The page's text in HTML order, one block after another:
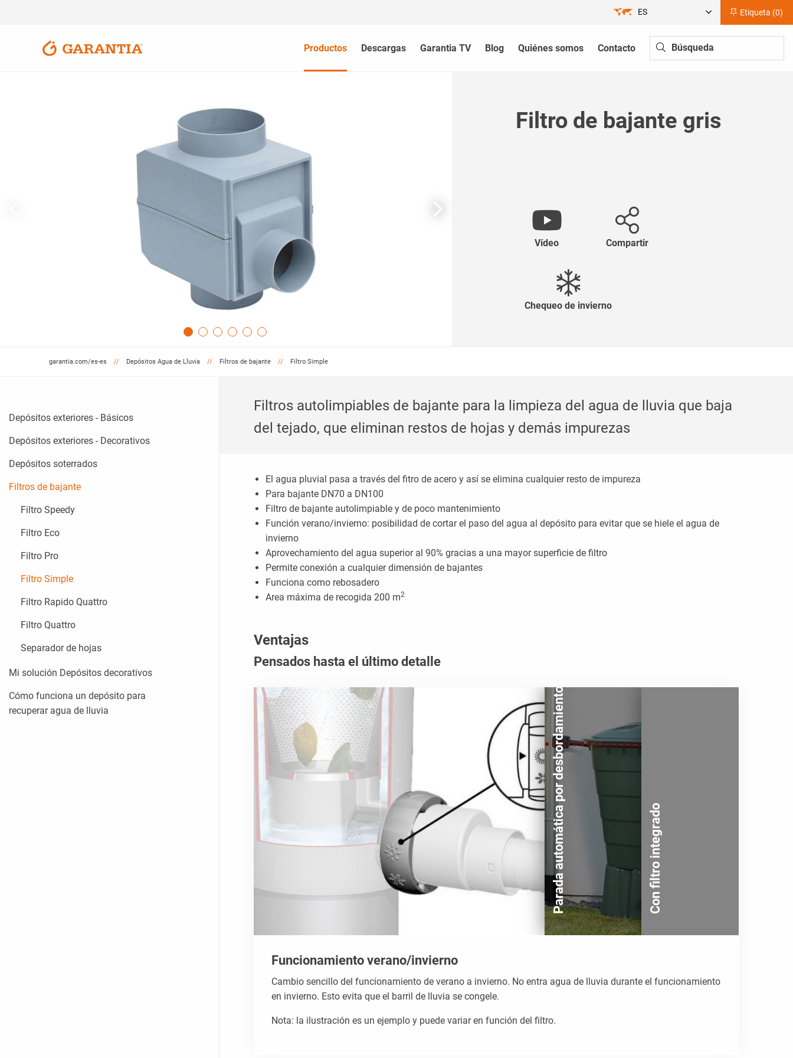
Etiqueta (0)
ES
Productos Descargas Garantia TV Blog Quiénes somos Contacto
Filtro de bajante gris
Vídeo Compartir
Chequeo de invierno
garantia.com/es-es Depósitos Agua de Lluvia Filtros de bajante Filtro Simple
Filtros autolimpiables de bajante para la limpieza del agua de lluvia que baja
del tejado, que eliminan restos de hojas y demás impurezas
El agua pluvial pasa a través del fitro de acero y así se elimina cualquier resto de impureza
Para bajante DN70 a DN100
Filtro de bajante autolimpiable y de poco mantenimiento
Función verano/invierno: posibilidad de cortar el paso del agua al depósito para evitar que se hiele el agua de
invierno
Aprovechamiento del agua superior al 90% gracias a una mayor superficie de filtro
Permite conexión a cualquier dimensión de bajantes
Funciona como rebosadero
Area máxima de recogida 200 m2
Ventajas
Pensados hasta el último detalle
Parada automática por desbordamiento Con filtro integrado
Funcionamiento verano/invierno
Cambio sencillo del funcionamiento de verano a invierno. No entra agua de lluvia durante el funcionamiento
en invierno. Esto evita que el barril de lluvia se congele.
Nota: la ilustración es un ejemplo y puede variar en función del filtro.
Depósitos exteriores - Básicos
Depósitos exteriores - Decorativos
Depósitos soterrados
Filtros de bajante
Filtro Speedy
Filtro Eco
Filtro Pro
Filtro Simple
Filtro Rapido Quattro
Filtro Quattro
Separador de hojas
Mi solución Depósitos decorativos
Cómo funciona un depósito para
recuperar agua de lluvia